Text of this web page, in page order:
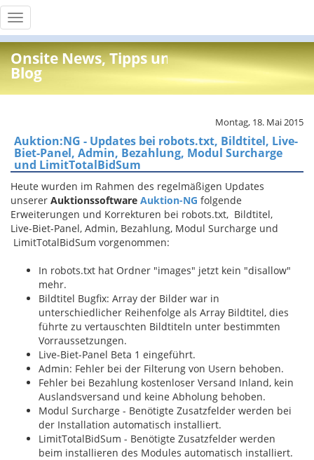
Toggle
navigation
Onsite News, Tipps und Info
Blog
Montag, 18. Mai 2015
Auktion:NG - Updates bei robots.txt, Bildtitel, Live-
Biet-Panel, Admin, Bezahlung, Modul Surcharge
und LimitTotalBidSum
Heute wurden im Rahmen des regelmäßigen Updates
unserer Auktionssoftware Auktion-NG folgende
Erweiterungen und Korrekturen bei robots.txt, Bildtitel,
Live-Biet-Panel, Admin, Bezahlung, Modul Surcharge und
LimitTotalBidSum vorgenommen:
In robots.txt hat Ordner "images" jetzt kein "disallow"
mehr.
Bildtitel Bugfix: Array der Bilder war in
unterschiedlicher Reihenfolge als Array Bildtitel, dies
führte zu vertauschten Bildtiteln unter bestimmten
Vorraussetzungen.
Live-Biet-Panel Beta 1 eingeführt.
Admin: Fehler bei der Filterung von Usern behoben.
Fehler bei Bezahlung kostenloser Versand Inland, kein
Auslandsversand und keine Abholung behoben.
Modul Surcharge - Benötigte Zusatzfelder werden bei
der Installation automatisch installiert.
LimitTotalBidSum - Benötigte Zusatzfelder werden
beim installieren des Modules automatisch installiert.